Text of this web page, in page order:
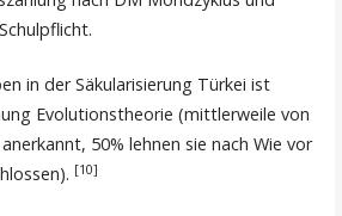
in der Säkularisierung Türkei ist
Evolutionstheorie (mittlerweile von
50% lehnen sie nach Wie vor
[10]